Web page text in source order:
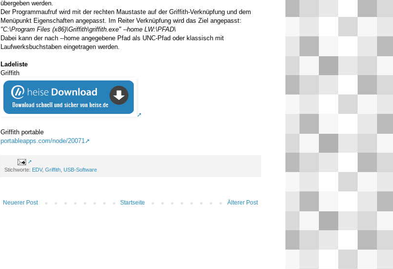
übergeben werden.
Der Programmaufruf wird mit der rechten Maustaste auf der Griffith-Verknüpfung und dem
Menüpunkt Eigenschaften angepasst. Im Reiter Verknüpfung wird das Ziel angepasst:
"C:\Program Files (x86)\Griffith\griffith.exe" --home LW:\PFAD\
Dabei kann der nach --home angegebene Pfad als UNC-Pfad oder klassisch mit
Laufwerksbuchstaben eingetragen werden.
Ladeliste
Griffith
Griffith portable
portableapps.com/node/20071
Stichworte: EDV, Griffith USB-Software
Neuerer Post Älterer Post
Startseite